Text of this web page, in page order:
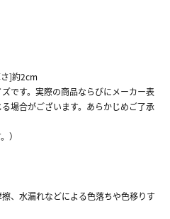
]約2cm
です。実際の商品ならびにメーカー表
場合がございます。あらかじめご了承
）
、水漏れなどによる色落ちや色移りす